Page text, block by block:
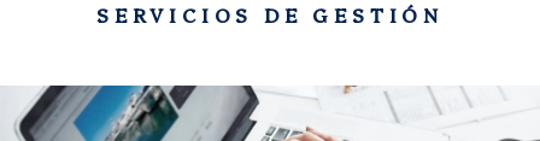
SERVICIOS DE GESTIÓN